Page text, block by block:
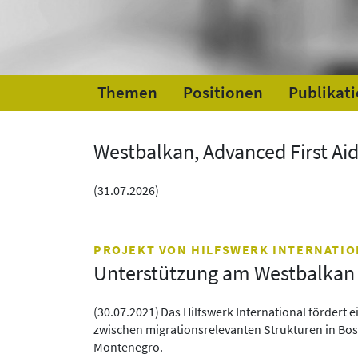
Themen Positionen
Westbalkan, Advanced First Aid
(31.07.2026)
PROJEKT VON HILFSWERK
Unterstützung am Westbalkan
(30.07.2021) Das Hilfswerk International fördert
zwischen migrationsrelevanten Strukturen in
Montenegro.